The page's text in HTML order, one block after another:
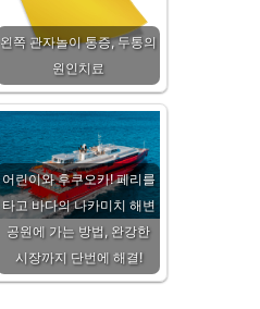
왼쪽 관자놀이 통증, 두통의
원인치료
어린이와 후쿠오카! 페리를
타고 바다의 나카미치 해변
공원에 가는 방법, 완강한
시장까지 단번에 해결!